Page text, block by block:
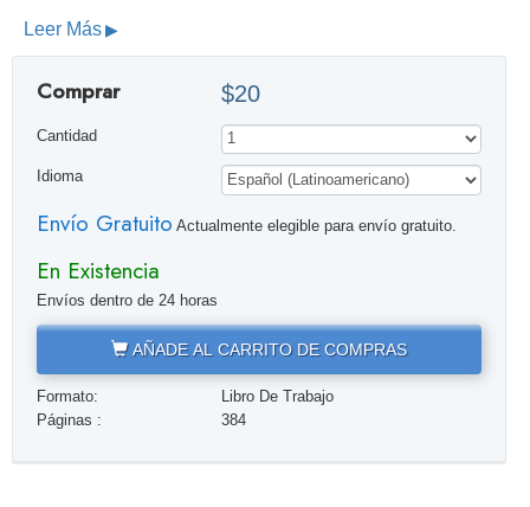
Leer Más
Comprar $20
Cantidad
Idioma
Envío Gratuito Actualmente elegible para envío gratuito.
En Existencia
Envíos dentro de 24 horas
AÑADE AL CARRITO DE COMPRAS
Formato:
Libro De Trabajo
Páginas :
384